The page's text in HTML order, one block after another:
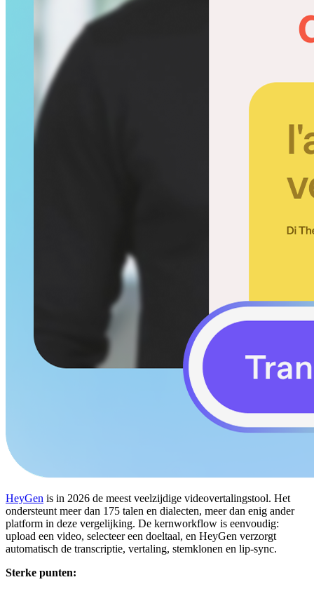
HeyGen is in 2026 de meest veelzijdige videovertalingstool. Het
ondersteunt meer dan 175 talen en dialecten, meer dan enig ander
platform in deze vergelijking. De kernworkflow is eenvoudig:
upload een video, selecteer een doeltaal, en HeyGen verzorgt
automatisch de transcriptie, vertaling, stemklonen en lip-sync.
Sterke punten: